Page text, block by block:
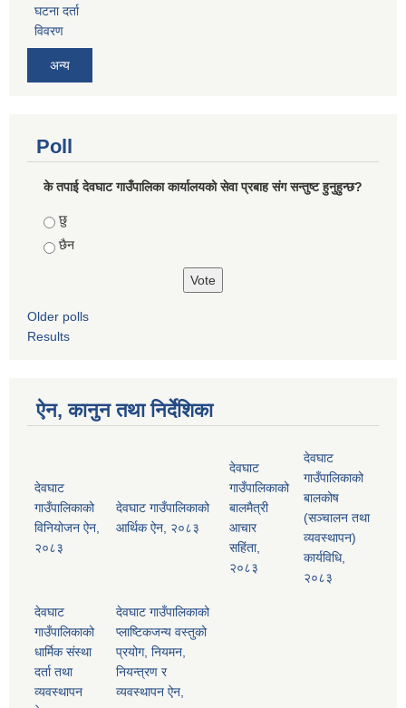
घटना दर्ता
विवरण
अन्य
Poll
के तपाई देवघाट गाउँपालिका कार्यालयको सेवा प्रबाह संग सन्तुष्ट हुनुहुन्छ?
Choices
छु
छैन
Older polls
Results
ऐन, कानुन तथा निर्देशिका
देवघाट
गाउँपालिकाको
विनियोजन ऐन,
२०८३
देवघाट गाउँपालिकाको
आर्थिक ऐन, २०८३
देवघाट
गाउँपालिकाको
बालमैत्री
आचार
सहिंता,
२०८३
देवघाट
गाउँपालिकाको
बालकोष
(सञ्चालन तथा
व्यवस्थापन)
कार्यविधि,
२०८३
देवघाट
गाउँपालिकाको
धार्मिक संस्था
दर्ता तथा
व्यवस्थापन
देवघाट गाउँपालिकाको
प्लाष्टिकजन्य वस्तुको
प्रयोग, नियमन,
नियन्त्रण र
व्यवस्थापन ऐन,